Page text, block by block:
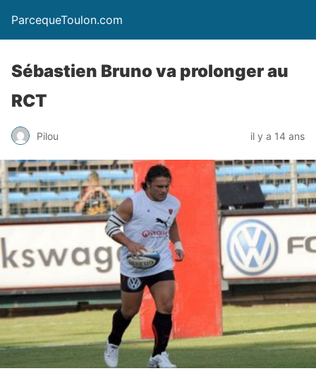
ParcequeToulon.com
Sébastien Bruno va prolonger au
RCT
Pilou il y a 14 ans